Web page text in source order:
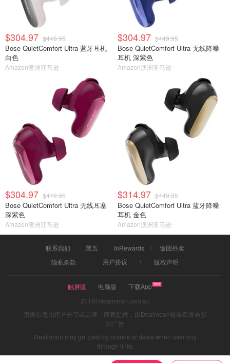
$304.97 $449.95
Bose QuietComfort Ultra 蓝牙耳机
白色
Amazon澳洲亚马逊
$304.97 $449.95
Bose QuietComfort Ultra 无线降噪
耳机 深紫色
Amazon澳洲亚马逊
$304.97 $449.95
Bose QuietComfort Ultra 无线耳塞
深紫色
Amazon澳洲亚马逊
$314.97 $449.95
Bose QuietComfort Ultra 蓝牙降噪
耳机 金色
Amazon澳洲亚马逊
联系我们 黑五 InRewards
饭团外卖
隐私条款
用户协议 版权声明
触屏版 电脑版
下载App
2019©dealmoon.com.au
页面信息由用户分享或品牌、商家提供，由Dealmoon核实后发布折
扣广告
Dealmoon may get paid by brands or deals when user buy
through links